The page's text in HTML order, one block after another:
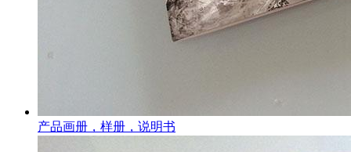
产品画册，样册，说明书